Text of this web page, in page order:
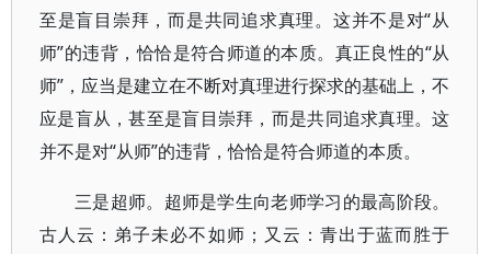
至是盲目崇拜，而是共同追求真理。这并不是对“从
师”的违背，恰恰是符合师道的本质。真正良性的“从
师”，应当是建立在不断对真理进行探求的基础上，不
应是盲从，甚至是盲目崇拜，而是共同追求真理。这
并不是对“从师”的违背，恰恰是符合师道的本质。
三是超师。超师是学生向老师学习的最高阶段。
古人云：弟子未必不如师；又云：青出于蓝而胜于